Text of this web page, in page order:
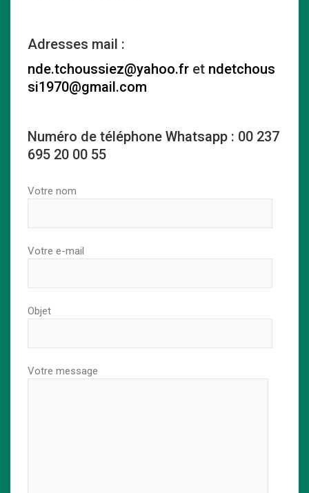
Adresses mail :
nde.tchoussiez@yahoo.fr et ndetchous
si1970@gmail.com
Numéro de téléphone Whatsapp : 00 237
695 20 00 55‬
Votre nom
Votre e-mail
Objet
Votre message